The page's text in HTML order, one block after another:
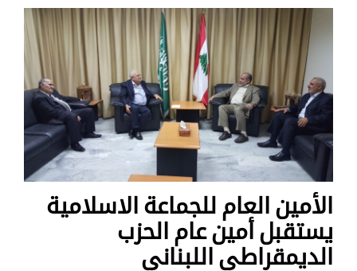
الأمين العام للجماعة الاسلامية
يستقبل أمين عام الحزب
الديمقراطي اللبناني